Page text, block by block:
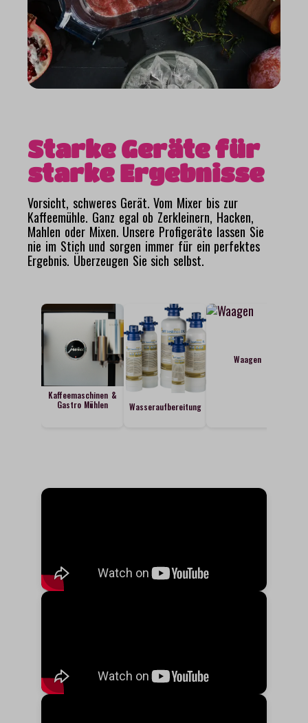
Starke Geräte für
starke Ergebnisse
Vorsicht, schweres Gerät. Vom Mixer bis zur
Kaffeemühle. Ganz egal ob Zerkleinern, Hacken,
Mahlen oder Mixen. Unsere Profigeräte lassen Sie
nie im Stich und sorgen immer für ein perfektes
Ergebnis. Überzeugen Sie sich selbst.
Kaffeemaschinen &
Gastro Mühlen
Wasseraufbereitung
Waagen